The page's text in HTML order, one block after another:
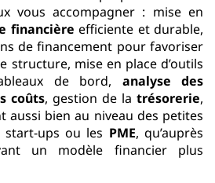
vous accompagner : mise en
financière efficiente et durable,
de financement pour favoriser
structure, mise en place d’outils
de bord, analyse des
coûts, gestion de la trésorerie,
aussi bien au niveau des petites
ups ou les PME, qu’auprès
un modèle financier plus